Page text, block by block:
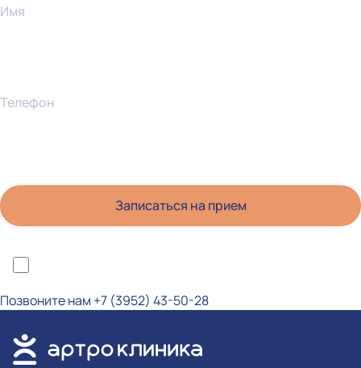
Имя
Телефон
Позвоните нам +7 (3952) 43-50-28